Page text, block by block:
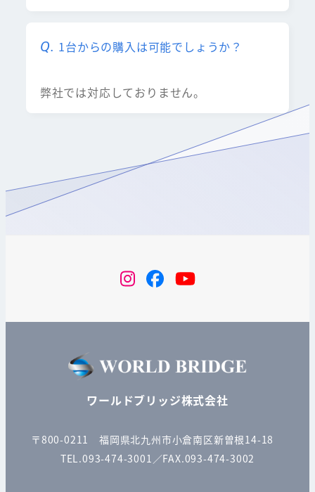
1台からの購入は可能でしょうか？
弊社では対応しておりません。
instagram
FacebookYouTube
ワールドブリッジ株式会社
〒800-0211 福岡県北九州市小倉南区新曽根14-18
TEL.093-474-3001／FAX.093-474-3002